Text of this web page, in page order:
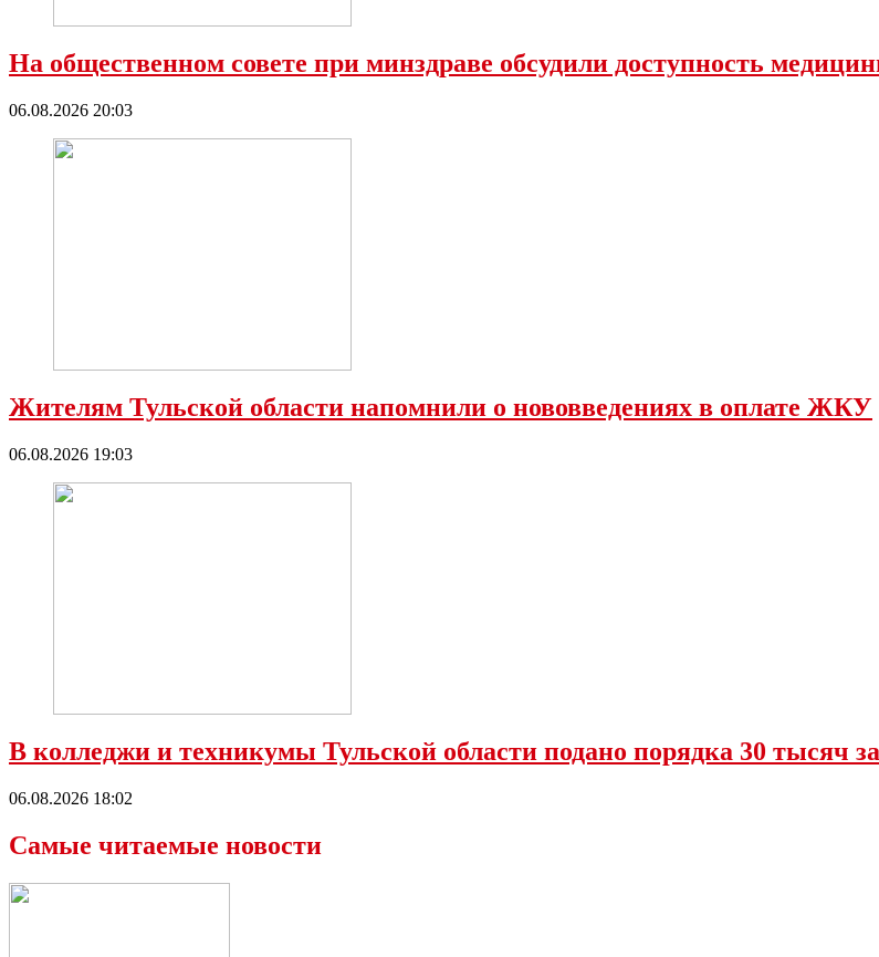
На общественном совете при минздраве обсудили доступность
06.08.2026 20:03
Жителям Тульской области напомнили о нововведениях в оплате ЖКУ
06.08.2026 19:03
В колледжи и техникумы Тульской области подано порядка 30 тысяч
06.08.2026 18:02
Самые читаемые новости